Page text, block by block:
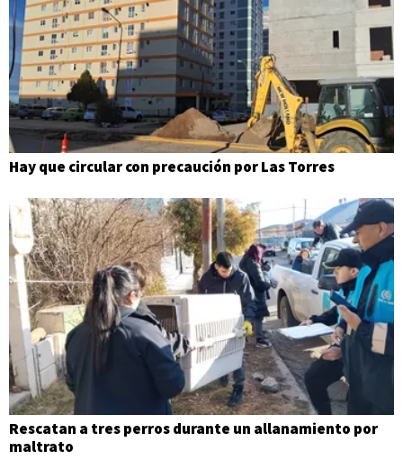
Hay que circular con precaución por Las Torres
Rescatan a tres perros durante un allanamiento por
maltrato